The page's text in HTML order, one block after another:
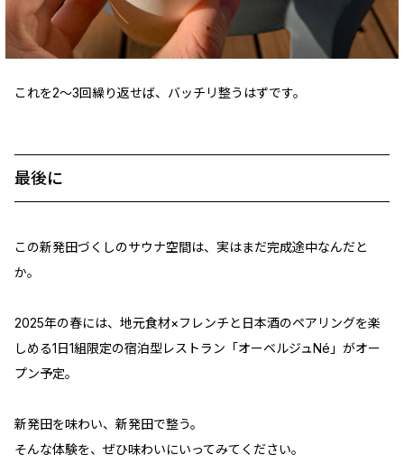
これを2〜3回繰り返せば、バッチリ整うはずです。
最後に
この新発田づくしのサウナ空間は、実はまだ完成途中なんだと
か。
2025年の春には、地元食材×フレンチと日本酒のペアリングを楽
しめる1日1組限定の宿泊型レストラン「オーベルジュNé」がオー
プン予定。
新発田を味わい、新発田で整う。
そんな体験を、ぜひ味わいにいってみてください。